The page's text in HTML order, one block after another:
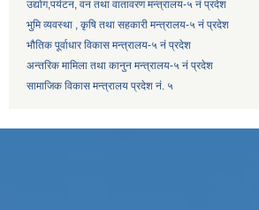
उद्याेग,पर्यटन, वन तथा वातावरण मन्त्रालय-५ नं प्रदेश
भुमि व्यवस्था , कृषि तथा सहकारी मन्त्रालय-५ नं प्रदेश
भौतिक पूर्वाधार विकास मन्त्रालय-५ नं प्रदेश
अन्तरिक मामिला तथा कानुन मन्त्रालय-५ नं प्रदेश
सामाजिक विकास मन्त्रालय प्रदेश नं. ५